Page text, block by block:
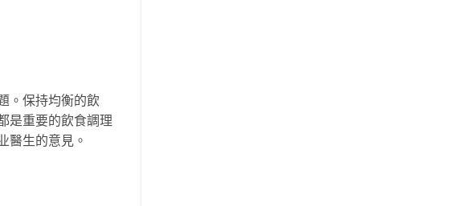
。保持均衡的飲
是重要的飲食調理
醫生的意見。